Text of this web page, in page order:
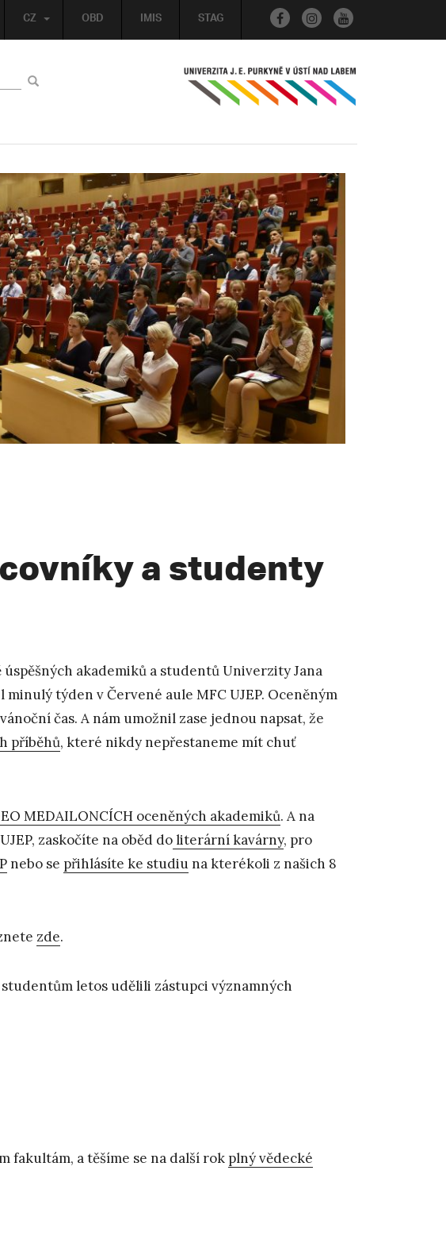
OBD IMIS STAG
CZ
a studenty
akademiků a studentů Univerzity Jana
týden v Červené aule MFC UJEP. Oceněným
čas. A nám umožnil zase jednou napsat, že
příběhů, které nikdy nepřestaneme mít chuť
MEDAILONCÍCH oceněných akademiků. A na
zaskočíte na oběd doliterární kavárny, pro
nebo se přihlásíte ke studiuna kterékoli z našich 8
zde.
letos udělili zástupci významných
fakultám, a těšíme se na další rok plný vědecké